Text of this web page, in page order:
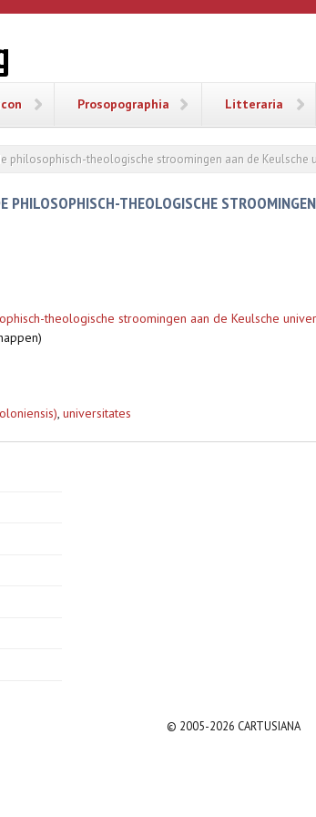
Prosopographia Litteraria
philosophisch-theologische stroomingen aan de Keulsche
PHILOSOPHISCH-THEOLOGISCHE
theologische stroomingen aan de Keulsche
, universitates
© 2005-2026 CARTUSIANA